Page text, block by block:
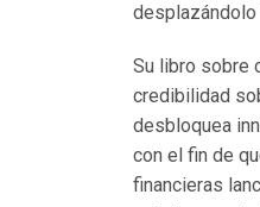
Su libro sobre
credibilidad
desbloquea
con el fin de
financieras
е
о
н
л
а
й